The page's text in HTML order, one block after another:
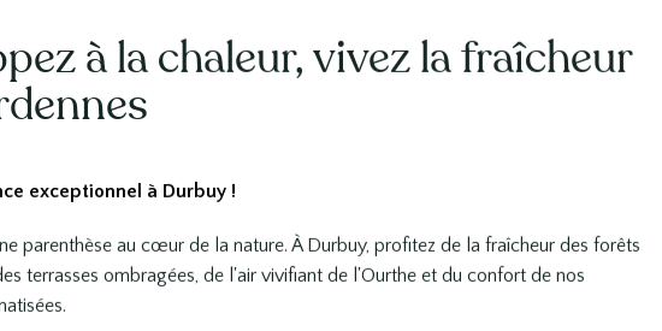
à la chaleur, vivez la fraîcheur
exceptionnel à Durbuy !
parenthèse au cœur de la nature. À Durbuy, profitez de la fraîcheur des forêts
terrasses ombragées, de l'air vivifiant de l'Ourthe et du confort de nos